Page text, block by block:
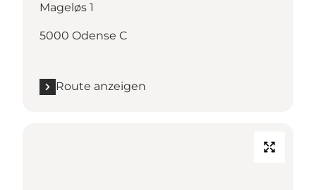
Mageløs 1
5000 Odense C
Route anzeigen